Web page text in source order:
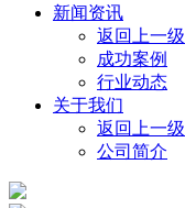
新闻资讯
返回上一级
成功案例
行业动态
关于我们
返回上一级
公司简介